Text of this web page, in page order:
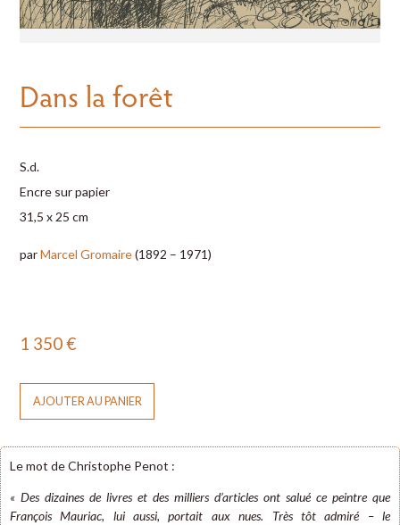
Dans la forêt
S.d.
Encre sur papier
31,5 x 25 cm
parMarcel Gromaire(1892 – 1971)
1 350€
AJOUTER AU PANIER
Le mot de Christophe Penot :
« Des dizaines de livres et des milliers d’articles ont salué ce peintre que
François Mauriac, lui aussi, portait aux nues. Très tôt admiré – le